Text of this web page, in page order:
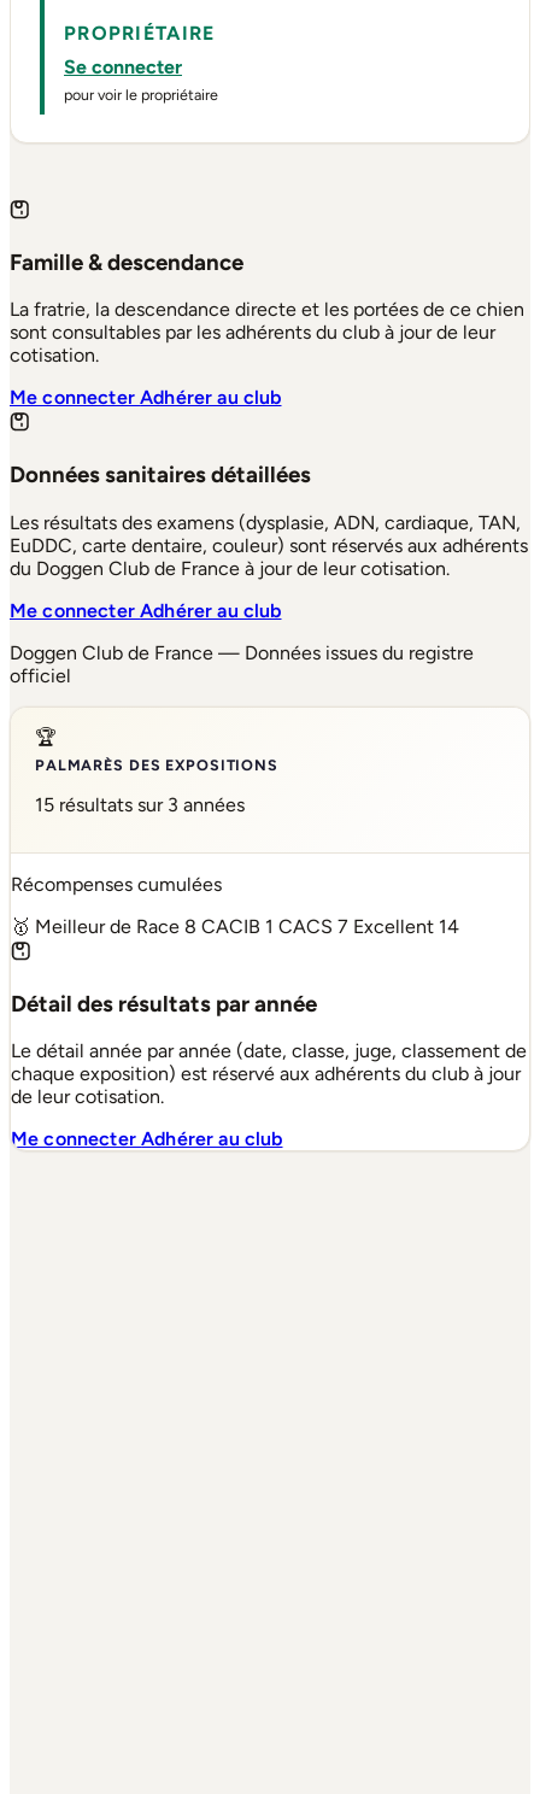
PROPRIÉTAIRE
Se connecter
pour voir le propriétaire
Famille & descendance
La fratrie, la descendance directe et les portées de ce chien
sont consultables par les adhérents du club à jour de leur
cotisation.
Me connecterAdhérer au club
Données sanitaires détaillées
Les résultats des examens (dysplasie, ADN, cardiaque, TAN,
EuDDC, carte dentaire, couleur) sont réservés aux adhérents
du Doggen Club de France à jour de leur cotisation.
Me connecterAdhérer au club
Doggen Club de France — Données issues du registre
officiel
🏆
PALMARÈS DES EXPOSITIONS
15 résultats sur 3 années
Récompenses cumulées
🥇 Meilleur de Race 8 CACIB 1 CACS 7 Excellent 14
Détail des résultats par année
Le détail année par année (date, classe, juge, classement de
chaque exposition) est réservé aux adhérents du club à jour
de leur cotisation.
Me connecterAdhérer au club